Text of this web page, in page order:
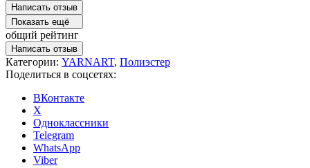
Написать отзыв
Показать ещё
общий рейтинг
Написать отзыв
Категории: YARNART, Полиэстер
Поделиться в соцсетях:
ВКонтакте
X
Одноклассники
Telegram
WhatsApp
Viber